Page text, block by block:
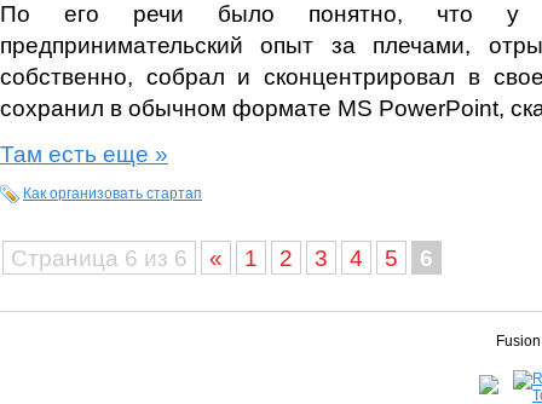
По его речи было понятно, что у
предпринимательский опыт за плечами,
собственно, собрал и сконцентрировал в
сохранил в обычном формате MS PowerPoint,
Там есть еще »
Как организовать стартап
Страница 6 из 6 « 1 2 3 4 5 6